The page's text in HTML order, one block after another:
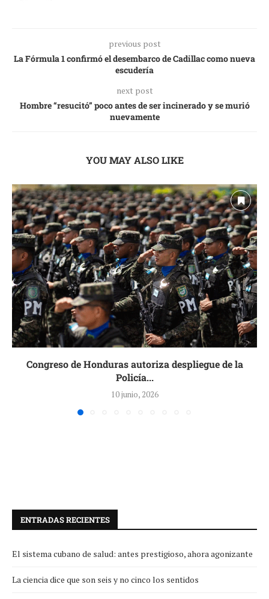
previous post
La Fórmula 1 confirmó el desembarco de Cadillac como nueva
escudería
next post
Hombre “resucitó” poco antes de ser incinerado y se murió
nuevamente
YOU MAY ALSO LIKE
Congreso de Honduras autoriza despliegue de la
Policía...
10 junio, 2026
ENTRADAS RECIENTES
El sistema cubano de salud: antes prestigioso, ahora agonizante
La ciencia dice que son seis y no cinco los sentidos